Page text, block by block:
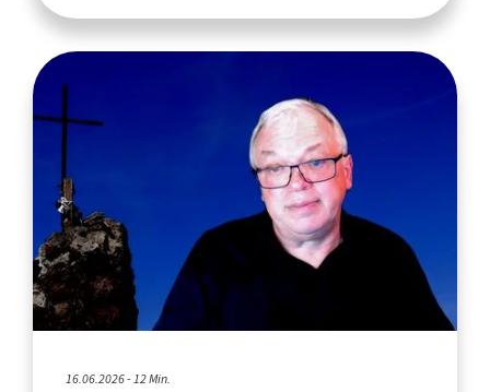
16.06.2026 - 12 Min.